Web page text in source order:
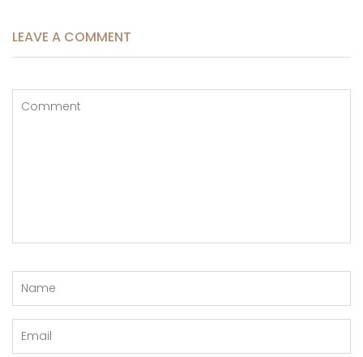
LEAVE A COMMENT